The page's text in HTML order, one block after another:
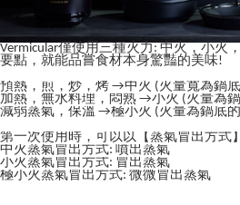
Vermicular僅使用三種火力: 中火，小火
要點，就能品嘗食材本身驚豔的美味!
預熱，煎，炒，烤 →中火 (火量寬為鍋
加熱，無水料理，悶熟 →小火 (火量為
減弱蒸氣，保溫 →極小火 (火量為鍋底
第一次使用時，可以以【蒸氣冒出方式
中火蒸氣冒出方式: 噴出蒸氣
小火蒸氣冒出方式: 冒出蒸氣
極小火蒸氣冒出方式: 微微冒出蒸氣